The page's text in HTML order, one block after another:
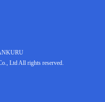
Ltd All rights reserved.